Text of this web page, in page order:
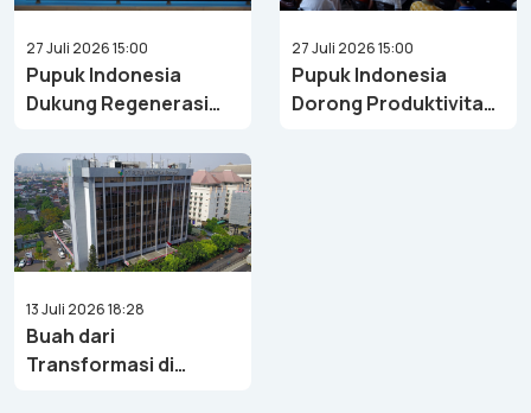
27 Juli 2026 15:00
Pupuk Indonesia
Dukung Regenerasi
Melalui Kejurnas
Angkat Besi Youth &
Junior 2026
27 Juli 2026 15:00
Pupuk Indonesia
Dorong Produktivitas
13 Juli 2026 18:28
Buah dari
Transformasi di